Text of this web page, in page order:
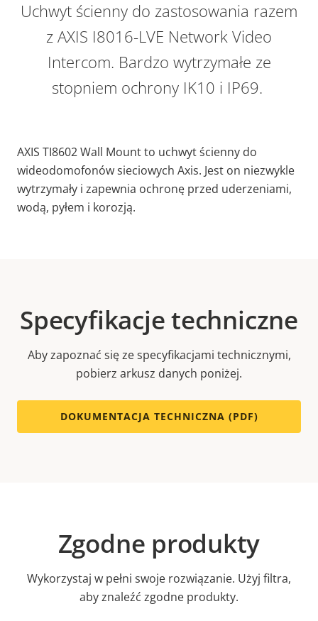
Uchwyt ścienny do zastosowania razem
z AXIS I8016-LVE Network Video
Intercom. Bardzo wytrzymałe ze
stopniem ochrony IK10 i IP69.
AXIS TI8602 Wall Mount to uchwyt ścienny do
wideodomofonów sieciowych Axis. Jest on niezwykle
wytrzymały i zapewnia ochronę przed uderzeniami,
wodą, pyłem i korozją.
Specyfikacje techniczne
Aby zapoznać się ze specyfikacjami technicznymi,
pobierz arkusz danych poniżej.
DOKUMENTACJA TECHNICZNA (PDF)
Zgodne produkty
Wykorzystaj w pełni swoje rozwiązanie. Użyj filtra,
aby znaleźć zgodne produkty.